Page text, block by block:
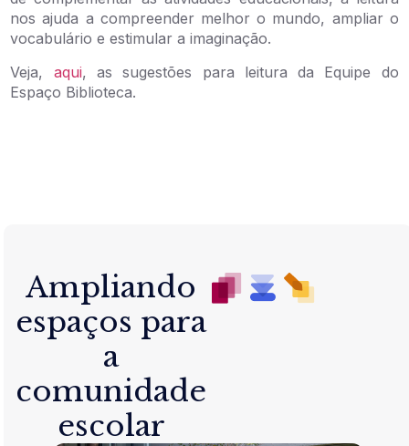
nos ajuda a compreender melhor o mundo, ampliar o
vocabulário e estimular a imaginação.
Veja, aqui, as sugestões para leitura da Equipe do
Espaço Biblioteca.
Ampliando
espaços para
a
comunidade
escolar